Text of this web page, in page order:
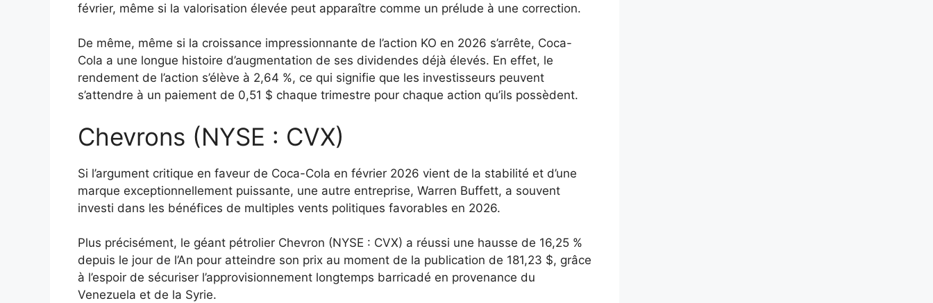
février, même si la valorisation élevée peut apparaître comme un prélude à une correction.
De même, même si la croissance impressionnante de l’action KO en 2026 s’arrête, Coca-
Cola a une longue histoire d’augmentation de ses dividendes déjà élevés. En effet, le
rendement de l’action s’élève à 2,64 %, ce qui signifie que les investisseurs peuvent
s’attendre à un paiement de 0,51 $ chaque trimestre pour chaque action qu’ils possèdent.
Chevrons (NYSE : CVX)
Si l’argument critique en faveur de Coca-Cola en février 2026 vient de la stabilité et d’une
marque exceptionnellement puissante, une autre entreprise, Warren Buffett, a souvent
investi dans les bénéfices de multiples vents politiques favorables en 2026.
Plus précisément, le géant pétrolier Chevron (NYSE : CVX) a réussi une hausse de 16,25 %
depuis le jour de l’An pour atteindre son prix au moment de la publication de 181,23 $, grâce
à l’espoir de sécuriser l’approvisionnement longtemps barricadé en provenance du
Venezuela et de la Syrie.